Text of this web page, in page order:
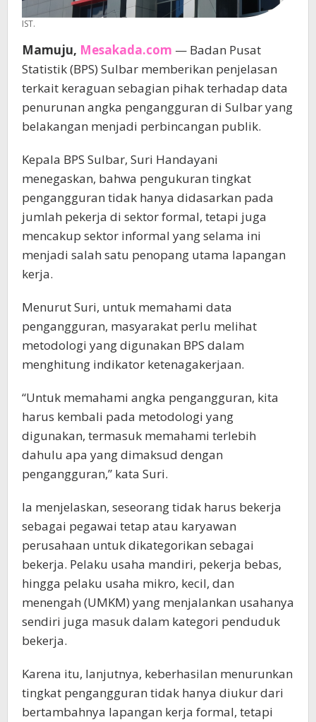
IST.
Mamuju, Mesakada.com — Badan Pusat
Statistik (BPS) Sulbar memberikan penjelasan
terkait keraguan sebagian pihak terhadap data
penurunan angka pengangguran di Sulbar yang
belakangan menjadi perbincangan publik.
Kepala BPS Sulbar, Suri Handayani
menegaskan, bahwa pengukuran tingkat
pengangguran tidak hanya didasarkan pada
jumlah pekerja di sektor formal, tetapi juga
mencakup sektor informal yang selama ini
menjadi salah satu penopang utama lapangan
kerja.
Menurut Suri, untuk memahami data
pengangguran, masyarakat perlu melihat
metodologi yang digunakan BPS dalam
menghitung indikator ketenagakerjaan.
“Untuk memahami angka pengangguran, kita
harus kembali pada metodologi yang
digunakan, termasuk memahami terlebih
dahulu apa yang dimaksud dengan
pengangguran,” kata Suri.
Ia menjelaskan, seseorang tidak harus bekerja
sebagai pegawai tetap atau karyawan
perusahaan untuk dikategorikan sebagai
bekerja. Pelaku usaha mandiri, pekerja bebas,
hingga pelaku usaha mikro, kecil, dan
menengah (UMKM) yang menjalankan usahanya
sendiri juga masuk dalam kategori penduduk
bekerja.
Karena itu, lanjutnya, keberhasilan menurunkan
tingkat pengangguran tidak hanya diukur dari
bertambahnya lapangan kerja formal, tetapi